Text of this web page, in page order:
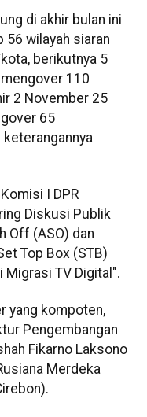
di akhir bulan ini
56 wilayah siaran
berikutnya 5
110
2 November 25
65
I DPR
Diskusi Publik
Off (ASO) dan
Top Box (STB)
TV Digital".
yang kompoten,
Pengembangan
Fikarno Laksono
Merdeka